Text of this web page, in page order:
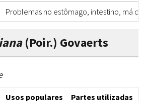
Problemas no estômago, intestino, má
(Poir.) Govaerts
Usos populares Partes utilizadas